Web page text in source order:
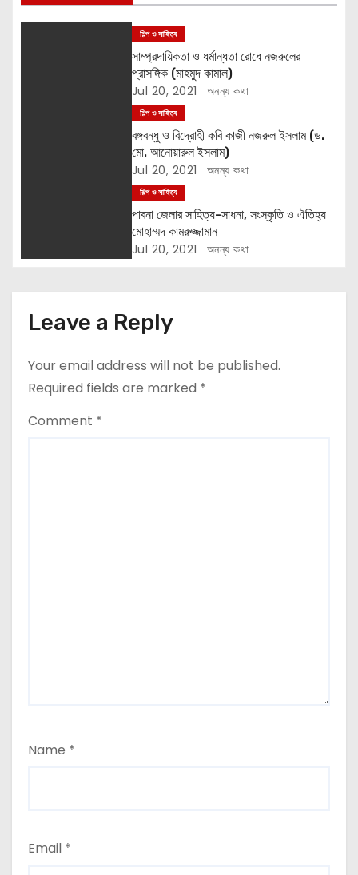
i
শিল্প ও সাহিত্য
সাম্প্রদায়িকতা ও ধর্মান্ধতা রোধে নজরুলের
প্রাসঙ্গিক (মাহমুদ কামাল)
Jul 20, 2021 অনন্য কথা
শিল্প ও সাহিত্য
বঙ্গবন্ধু ও বিদ্রোহী কবি কাজী নজরুল ইসলাম (ড.
মো. আনোয়ারুল ইসলাম)
Jul 20, 2021 অনন্য কথা
শিল্প ও সাহিত্য
পাবনা জেলার সাহিত্য-সাধনা, সংস্কৃতি ও ঐতিহ্য
মোহাম্মদ কামরুজ্জামান
Jul 20, 2021 অনন্য কথা
Leave a Reply
Your email address will not be published.
Required fields are marked *
Comment *
Name *
Email *